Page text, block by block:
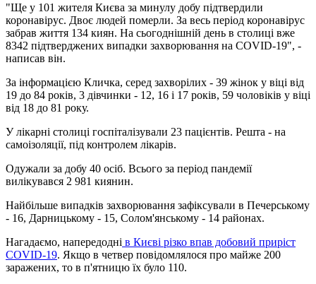
"Ще у 101 жителя Києва за минулу добу підтвердили
коронавірус. Двоє людей померли. За весь період коронавірус
забрав життя 134 киян. На сьогоднішній день в столиці вже
8342 підтверджених випадки захворювання на COVID-19", -
написав він.
За інформацією Кличка, серед захворілих - 39 жінок у віці від
19 до 84 років, 3 дівчинки - 12, 16 і 17 років, 59 чоловіків у віці
від 18 до 81 року.
У лікарні столиці госпіталізували 23 пацієнтів. Решта - на
самоізоляції, під контролем лікарів.
Одужали за добу 40 осіб. Всього за період пандемії
вилікувався 2 981 киянин.
Найбільше випадків захворювання зафіксували в Печерському
- 16, Дарницькому - 15, Солом'янському - 14 районах.
Нагадаємо, напередодні в Києві різко впав добовий приріст
COVID-19. Якщо в четвер повідомлялося про майже 200
заражених, то в п'ятницю їх було 110.